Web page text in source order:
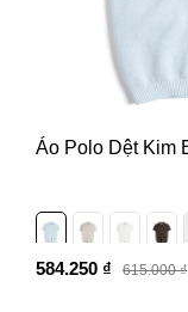
Áo Polo Dệt Kim
584.250 ₫ 615.000 ₫